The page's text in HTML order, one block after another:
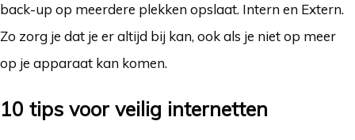
back-up op meerdere plekken opslaat. Intern en Extern.
Zo zorg je dat je er altijd bij kan, ook als je niet op meer
op je apparaat kan komen.
10 tips voor veilig internetten